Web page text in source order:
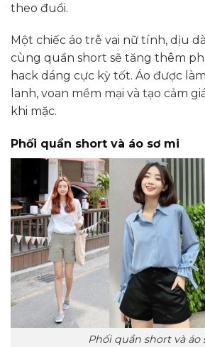
theo đuổi.
Một chiếc áo trễ vai nữ tính, dịu
cùng quần short sẽ tăng thêm
hack dáng cực kỳ tốt. Áo được
lanh, voan mềm mại và tạo cảm
khi mặc.
Phối quần short và áo sơ mi
Phối quần short và áo